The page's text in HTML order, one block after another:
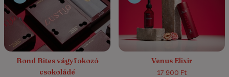
Bond Bites vágyfokozó
csokoládé
Venus Elixir
17 900 Ft